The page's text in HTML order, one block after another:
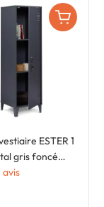
ESTER 1
gris foncé
avis